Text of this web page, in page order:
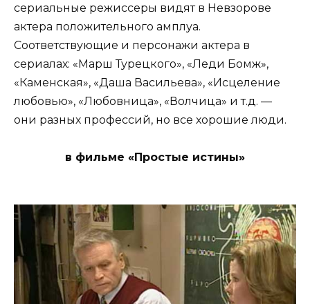
сериальные режиссеры видят в Невзорове
актера положительного амплуа.
Соответствующие и персонажи актера в
сериалах: «Марш Турецкого», «Леди Бомж»,
«Каменская», «Даша Васильева», «Исцеление
любовью», «Любовница», «Волчица» и т.д. —
они разных профессий, но все хорошие люди.
в фильме «Простые истины»